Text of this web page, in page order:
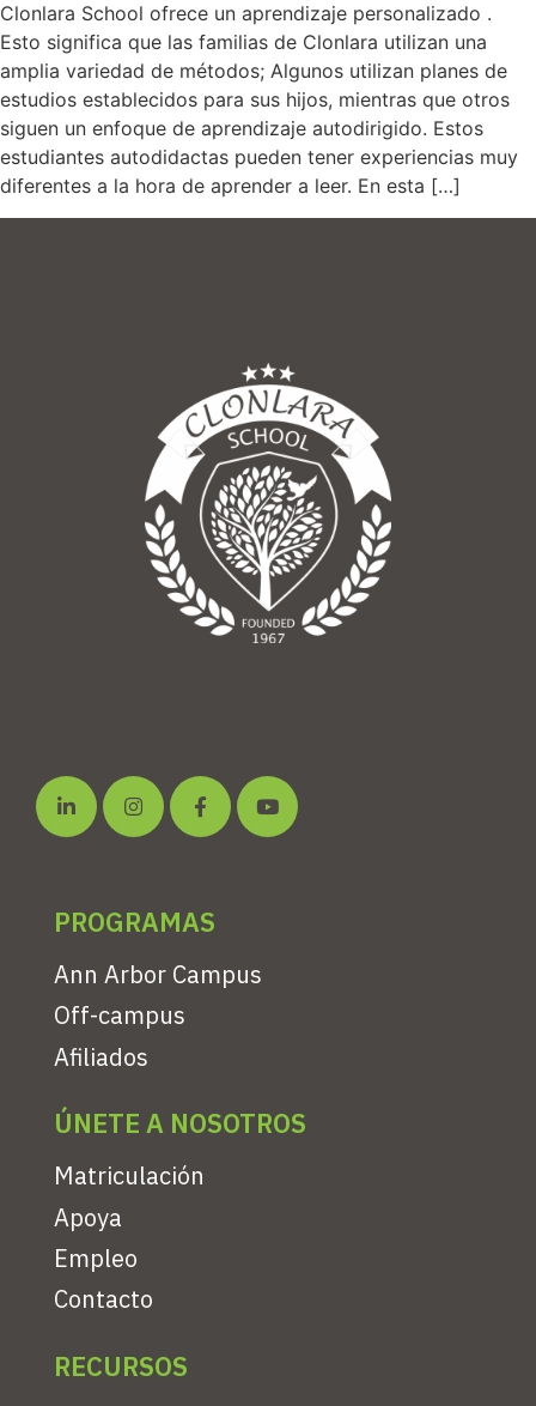
Clonlara School ofrece un aprendizaje personalizado .
Esto significa que las familias de Clonlara utilizan una
amplia variedad de métodos; Algunos utilizan planes de
estudios establecidos para sus hijos, mientras que otros
siguen un enfoque de aprendizaje autodirigido. Estos
estudiantes autodidactas pueden tener experiencias muy
diferentes a la hora de aprender a leer. En esta […]
PROGRAMAS
Ann Arbor Campus
Off-campus
Afiliados
ÚNETE A NOSOTROS
Matriculación
Apoya
Empleo
Contacto
RECURSOS